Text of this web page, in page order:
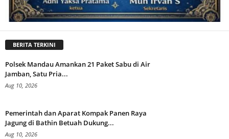
BERITA TERKINI
Polsek Mandau Amankan 21 Paket Sabu di Air
Jamban, Satu Pria...
Aug 10, 2026
Pemerintah dan Aparat Kompak Panen Raya
Jagung di Bathin Betuah Dukung...
Aug 10, 2026